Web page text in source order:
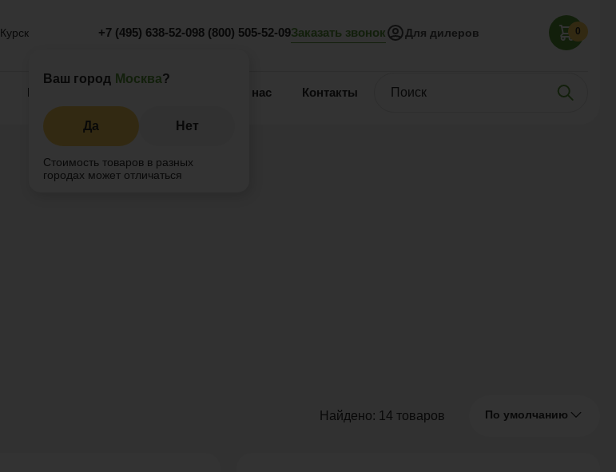
Курск
Ваш город Москва?
Да Нет
Стоимость товаров в разных
городах может отличаться
+7 (495) 638-52-098 (800) 505-52-09Заказать звонок Для дилеров 0
Информация О нас Контакты
Найдено: 14 товаров По умолчанию